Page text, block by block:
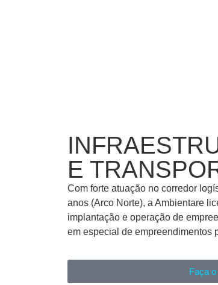
E
Com forte atuação no corredor
anos (Arco Norte), a Ambientare
implantação e operação de
em especial de empreendimentos
Faça